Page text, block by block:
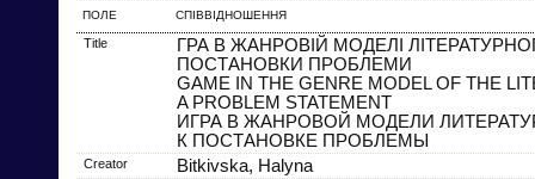
ПОЛЕ СПІВВІДНОШЕННЯ
Title
ГРА В ЖАНРОВІЙ МОДЕЛІ
ПОСТАНОВКИ ПРОБЛЕМИ
GAME IN THE GENRE MODEL OF THE
A PROBLEM STATEMENT
ИГРА В ЖАНРОВОЙ МОДЕЛИ
К ПОСТАНОВКЕ ПРОБЛЕМЫ
Creator Bitkivska, Halyna